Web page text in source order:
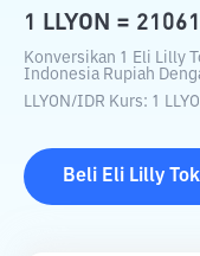
1 LLYON =
Konversikan 1 Eli Lilly
Indonesia Rupiah
LLYON/IDR Kurs: 1
Beli Eli Lilly